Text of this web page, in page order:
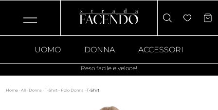
UOMO DONNA ACCESSORI
Reso facile e veloce!
Home · All · Donna · T-Shirt - Polo Donna · T-Shirt